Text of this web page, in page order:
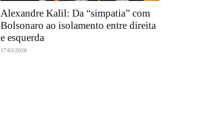
Alexandre Kalil: Da “simpatia” com
Bolsonaro ao isolamento entre direita
e esquerda
17/03/2026